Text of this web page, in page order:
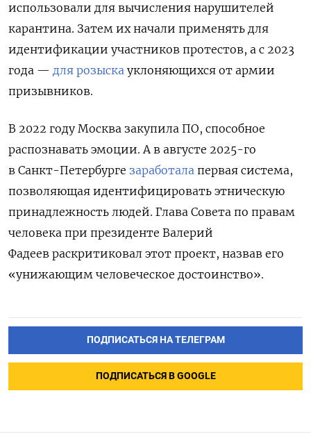
использовали для вычисления нарушителей
карантина. Затем их начали применять для
идентификации участников протестов, а с 2023
года — для розыска уклоняющихся от армии
призывников.
В 2022 году Москва закупила ПО, способное
распознавать эмоции. А в августе 2025-го
в Санкт-Петербурге заработала первая система,
позволяющая идентифицировать этническую
принадлежность людей. Глава Совета по правам
человека при президенте Валерий
Фадеев раскритиковал этот проект, назвав его
«унижающим человеческое достоинство».
ПОДПИСАТЬСЯ НА ТЕЛЕГРАМ
ПОДПИСАТЬСЯ В GOOGLE